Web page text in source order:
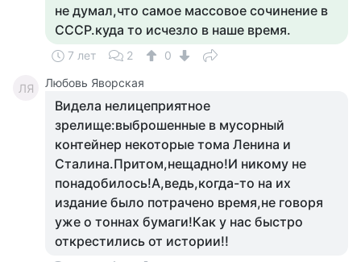
не думал,что самое массовое сочинение в
СССР.куда то исчезло в наше время.
7 лет 2 0
ЛЯ Любовь Яворская
Видела нелицеприятное
зрелище:выброшенные в мусорный
контейнер некоторые тома Ленина и
Сталина.Притом,нещадно!И никому не
понадобилось!А,ведь,когда-то на их
издание было потрачено время,не говоря
уже о тоннах бумаги!Как у нас быстро
открестились от истории!!